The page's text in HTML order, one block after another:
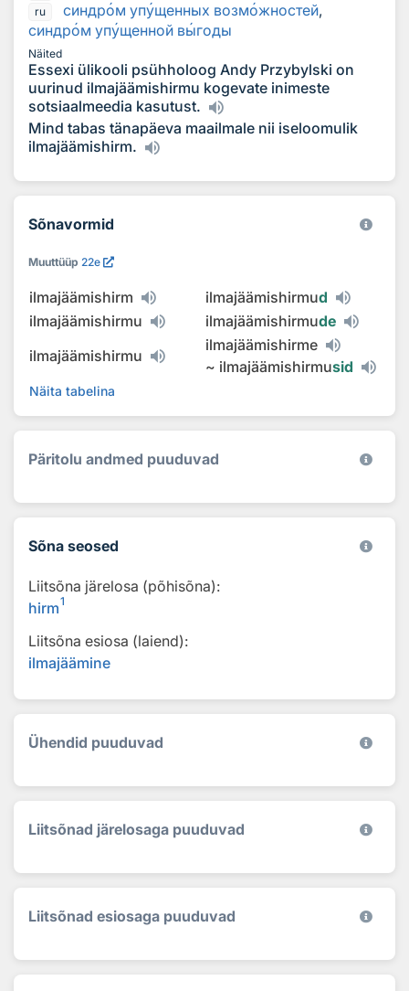
ru
синдром упущенных возможностей,
синдром упущенной выгоды
Näited
Essexi ülikooli psühholoog Andy Przybylski on
uurinud ilmajäämishirmu kogevate inimeste
sotsiaalmeedia kasutust.
Mind tabas tänapäeva maailmale nii iseloomulik
ilmajäämishirm.
Sõnavormid
Muuttüüp 22e
ilmajäämishirm ilmajäämishirmud
ilmajäämishirmu
ilmajäämishirmude
ilmajäämishirmu
ilmajäämishirme
~ ilmajäämishirmusid
Näita tabelina
Päritolu andmed puuduvad
Sõna seosed
Liitsõna järelosa (põhisõna):
hirm1
Liitsõna esiosa (laiend):
ilmajäämine
Ühendid puuduvad
Liitsõnad järelosaga puuduvad
Liitsõnad esiosaga puuduvad